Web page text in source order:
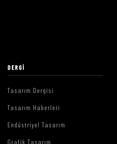
DERGI
Tasarım Dergisi
Tasarım Haberleri
Endüstriyel Tasarım
Grafik Tasarım